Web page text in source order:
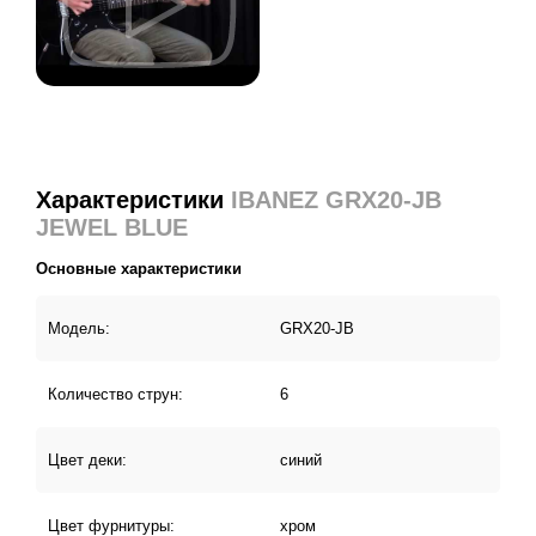
Down, Koяn, DragonForce и многие другие. Может
однажды в числе известных поклонников гитар IBANEZ
будет значиться и название вашей группы?
Характеристики IBANEZ GRX20-JB
JEWEL BLUE
Основные характеристики
Модель: GRX20-JB
Количество струн: 6
Цвет деки: синий
Цвет фурнитуры: хром